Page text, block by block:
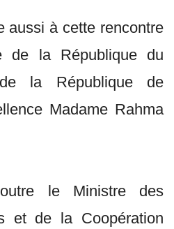
aussi à cette rencontre
de la République du
la République de
Madame Rahma
le Ministre des
et de la Coopération